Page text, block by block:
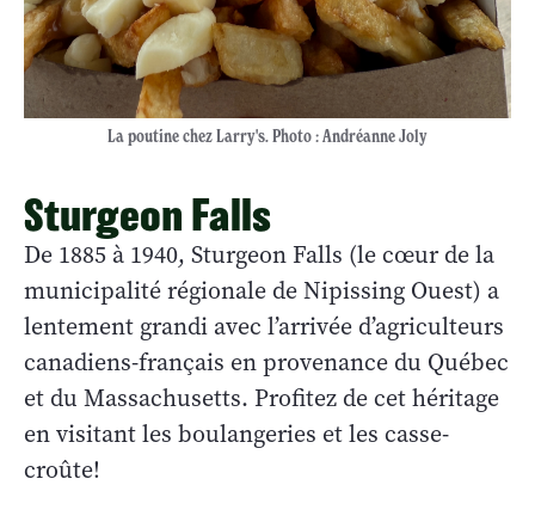
La poutine chez Larry's. Photo : Andréanne Joly
Sturgeon Falls
De 1885 à 1940, Sturgeon Falls (le cœur de la
municipalité régionale de Nipissing Ouest) a
lentement grandi avec l’arrivée d’agriculteurs
canadiens-français en provenance du Québec
et du Massachusetts. Profitez de cet héritage
en visitant les boulangeries et les casse-
croûte!